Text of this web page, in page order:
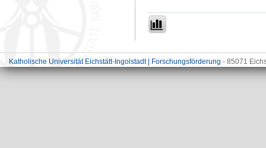
Katholische Universität Eichstätt-Ingolstadt | Forschungsförderung - 85071